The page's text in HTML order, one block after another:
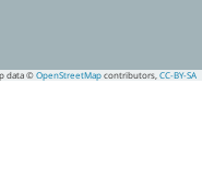
data ©OpenStreetMap contributors, CC-BY-SA